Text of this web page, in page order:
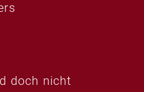
doch nicht